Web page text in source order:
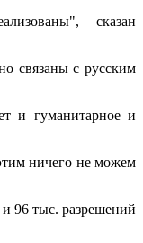
– сказан
связаны с русским
и гуманитарное и
ничего не можем
96 тыс. разрешений